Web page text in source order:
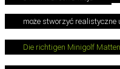
może stworzyć realistyczne
Die richtigen Minigolf Matten